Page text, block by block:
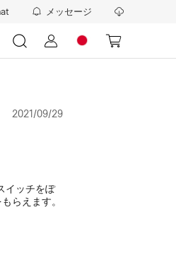
メッセージ
2021/09/29
イッチをぽ
らえます。